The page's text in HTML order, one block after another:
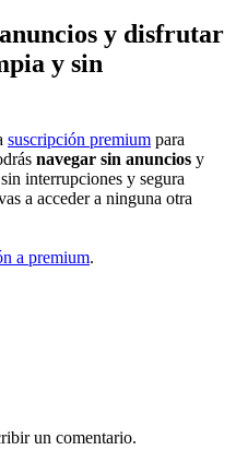
y disfrutar
y sin
suscripción premium para
navegar sin anuncios y
interrupciones y segura
a acceder a ninguna otra
a premium.
un comentario.